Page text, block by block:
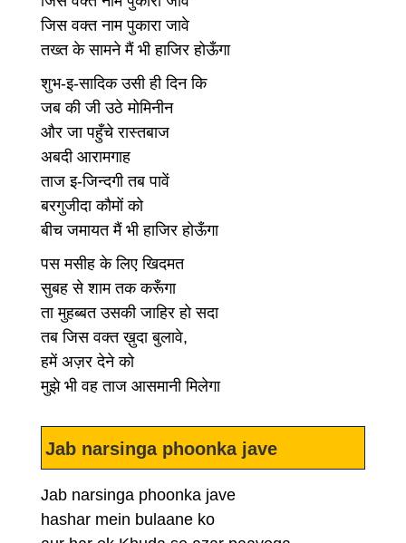
जिस वक्त नाम पुकारा जावे
तख्त के सामने मैं भी हाजिर होऊँगा
शुभ-इ-सादिक उसी ही दिन कि
जब की जी उठे मोमिनीन
और जा पहुँचे रास्तबाज
अबदी आरामगाह
ताज इ-जिन्दगी तब पावें
बरगुजीदा कौमों को
बीच जमायत मैं भी हाजिर होऊँगा
पस मसीह के लिए खिदमत
सुबह से शाम तक करूँगा
ता मुहब्बत उसकी जाहिर हो सदा
तब जिस वक्त ख़ुदा बुलावे,
हमें अज़र देने को
मुझे भी वह ताज आसमानी मिलेगा
Jab narsinga phoonka jave
Jab narsinga phoonka jave
hashar mein bulaane ko